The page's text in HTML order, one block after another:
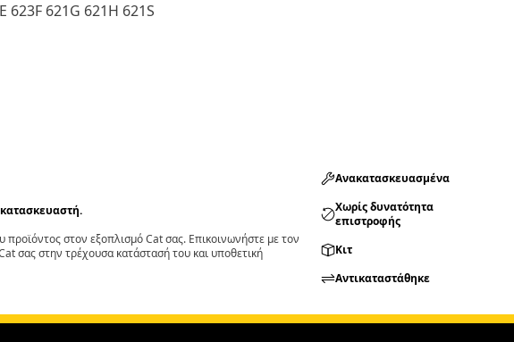
623F 621G 621H 621S
κατασκευαστή.
στον εξοπλισμό Cat σας. Επικοινωνήστε με τον
σας στην τρέχουσα κατάστασή του και υποθετική
Ανακατασκευασμένα
Χωρίς δυνατότητα
επιστροφής
Κιτ
Αντικαταστάθηκε